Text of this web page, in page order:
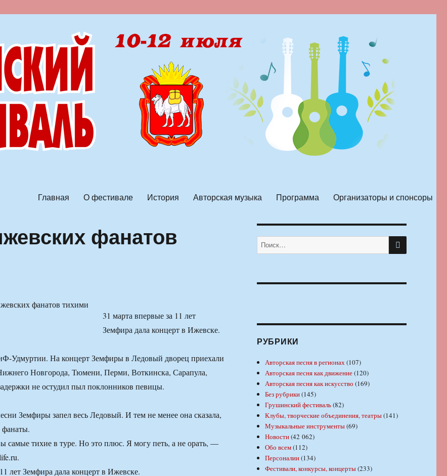
Главная О фестивале История Авторская музыка Программа Организаторы и спонсоры
фанатов
31 марта впервые за 11 лет
Земфира дала концерт в Ижевске.
Удмуртии. На концерт Земфиры в Ледовый дворец приехали
Новгорода, Тюмени, Перми, Воткинска, Сарапула,
не остудил пыл поклонников певицы.
Земфиры запел весь Ледовый. И тем не менее она сказала,
фанаты.
самые тихие в туре. Но это плюс. Я могу петь, а не орать, —
лет Земфира дала концерт в Ижевске.
Искать: ПОИСК
РУБРИКИ
Авторская песня в регионах(107)
Авторская песня как движение(120)
Авторская песня как искусство (169)
Без рубрики(145)
Грушинский фестиваль(82)
Клубы, творческие объединения, театры(141)
Музыкальные инструменты(69)
Новости(42 062)
Обо всем(112)
Персоналии(134)
Фестивали, конкурсы, концерты(233)